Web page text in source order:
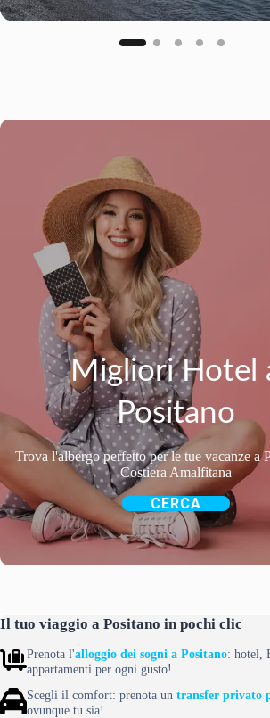
Migliori Hotel
Positano
Trova l'albergo perfetto per le tue vacanze a
Costiera Amalfitana
CERCA
Il tuo viaggio a Positano in pochi clic
Prenota l'alloggio dei sogni a Positano: hotel,
appartamenti per ogni gusto!
Scegli il comfort: prenota un transfer privato
ovunque tu sia!